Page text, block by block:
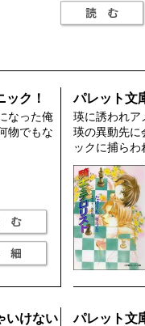
ク！
なった俺
物でもな
パレット文
瑛に誘われア
瑛の異動先に
ックに捕ら
いけない パレット